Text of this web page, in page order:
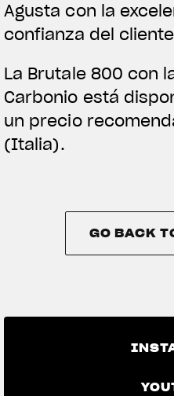
Agusta con la
confianza del
La Brutale 800 con
Carbonio está
un precio
(Italia).
GO BACK